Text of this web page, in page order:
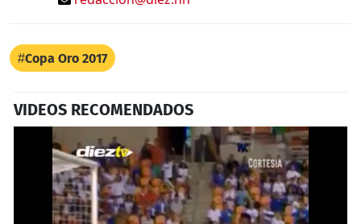
Copa Oro 2017
VIDEOS RECOMENDADOS